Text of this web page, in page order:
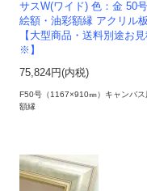
サスW(ワイド) 色：金 50
絵額・油彩額縁 アクリル
【大型商品・送料別途お見
※】
75,824円(内税)
F50号（1167×910㎜）キャンバス
額縁